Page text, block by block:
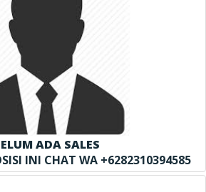
ADA SALES
INI CHAT WA +6282310394585